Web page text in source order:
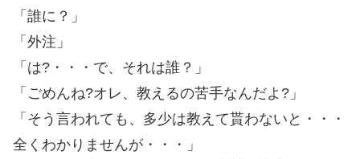
「誰に？」
「外注」
「は?・・・で、それは誰？」
「ごめんね?オレ、教えるの苦手なんだよ?」
「そう言われても、多少は教えて貰わないと・・・
全くわかりませんが・・・」